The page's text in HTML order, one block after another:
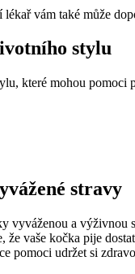
vám také může
stylu
které mohou
stravy
a
vaše kočka pije
pomoci udržet si